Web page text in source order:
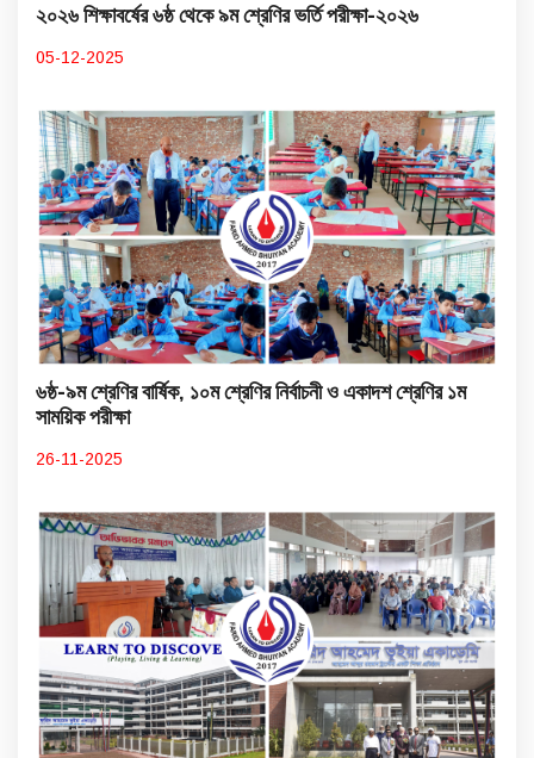
২০২৬ শিক্ষাবর্ষের ৬ষ্ঠ থেকে ৯ম শ্রেণির ভর্তি পরীক্ষা-২০২৬
05-12-2025
৬ষ্ঠ-৯ম শ্রেণির বার্ষিক, ১০ম শ্রেণির নির্বাচনী ও একাদশ শ্রেণির ১ম
সাময়িক পরীক্ষা
26-11-2025